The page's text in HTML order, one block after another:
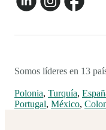
Somos líderes en 13
Polonia, Turquía,
Portugal, México,